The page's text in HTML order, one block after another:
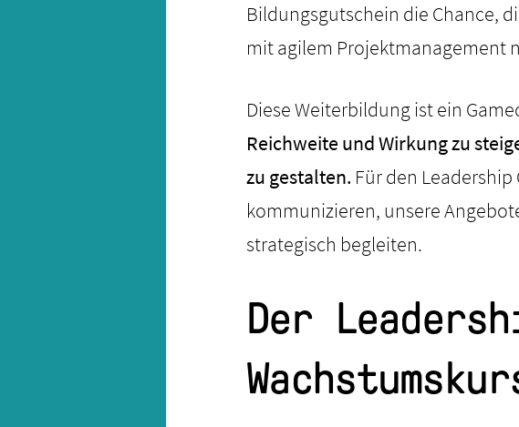
Bildungsgutschein die Chance,
mit agilem Projektmanagement
Diese Weiterbildung ist ein
Reichweite und Wirkung zu
zu gestalten. Für den
kommunizieren, unsere
strategisch begleiten.
Der